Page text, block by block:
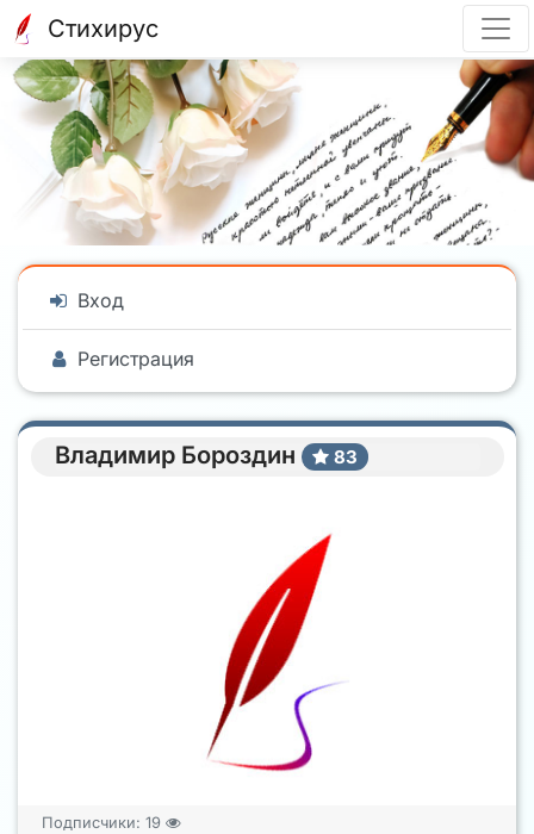
Стихирус
Вход
Регистрация
Владимир Бороздин 83
Подписчики: 19